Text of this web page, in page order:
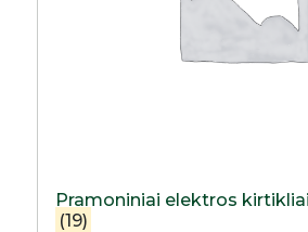
Pramoniniai elektros
(19)